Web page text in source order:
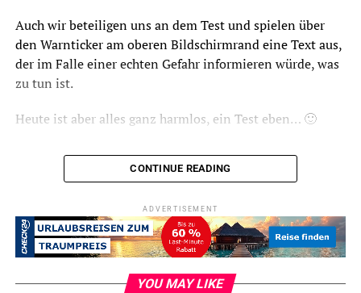
Auch wir beteiligen uns an dem Test und spielen über
den Warnticker am oberen Bildschirmrand eine Text aus,
der im Falle einer echten Gefahr informieren würde, was
zu tun ist.
Heute ist aber alles ganz harmlos, ein Test eben… 🙂
ADVERTISEMENT
Symbolfoto / Archiv
CONTINUE READING
ADVERTISEMENT
YOU MAY LIKE